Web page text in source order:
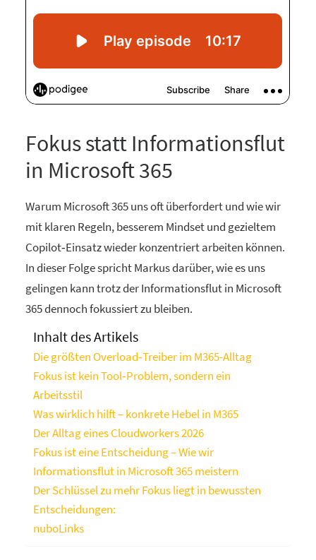
Fokus statt Informationsflut
in Microsoft 365
Warum Microsoft 365 uns oft überfordert und wie wir
mit klaren Regeln, besserem Mindset und gezieltem
Copilot‑Einsatz wieder konzentriert arbeiten können.
In dieser Folge spricht Markus darüber, wie es uns
gelingen kann trotz der Informationsflut in Microsoft
365 dennoch fokussiert zu bleiben.
Inhalt des Artikels
Die größten Overload‑Treiber im M365-Alltag
Fokus ist kein Tool‑Problem, sondern ein
Arbeitsstil
Was wirklich hilft – konkrete Hebel in M365
Der Alltag eines Cloudworkers 2026
Fokus ist eine Entscheidung – Wie wir
Informationsflut in Microsoft 365 meistern
Der Schlüssel zu mehr Fokus liegt in bewussten
Entscheidungen:
nuboLinks